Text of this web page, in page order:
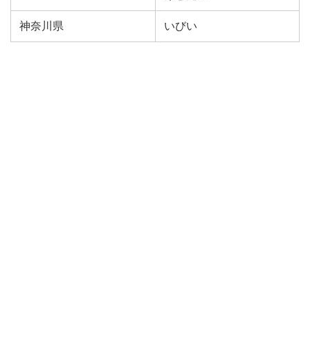
神奈川県 いびい